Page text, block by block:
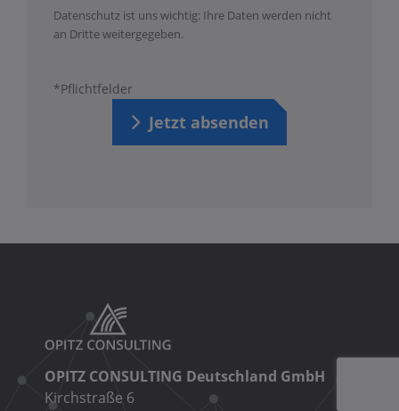
Datenschutz ist uns wichtig: Ihre Daten werden nicht
an Dritte weitergegeben.
*Pflichtfelder
Jetzt absenden
OPITZ CONSULTING Deutschland GmbH
Kirchstraße 6